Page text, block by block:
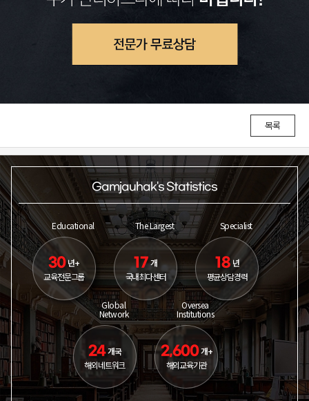
목록
Gamjauhak's Statistics
Educational
30년+
교육전문그룹
The Largest
17개
국내최다센터
Specialist
18 년
평균상담경력
Global
Network
24개국
해외네트워크
Oversea
Institutions
2,600 개+
해외교육기관